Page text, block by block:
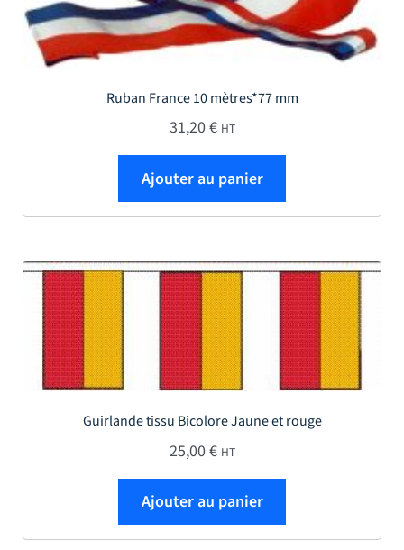
Ruban France 10 mètres*77 mm
31,20€ HT
Ajouter au panier
Guirlande tissu Bicolore Jaune et rouge
25,00€ HT
Ajouter au panier